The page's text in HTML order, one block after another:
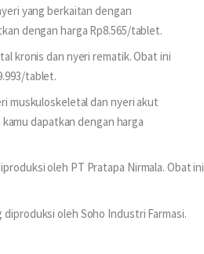
yang berkaitan dengan
dengan harga Rp8.565/tablet.
kronis dan nyeri rematik. Obat ini
tablet.
muskuloskeletal dan nyeri akut
dapatkan dengan harga
oleh PT Pratapa Nirmala. Obat ini
oleh Soho Industri Farmasi.